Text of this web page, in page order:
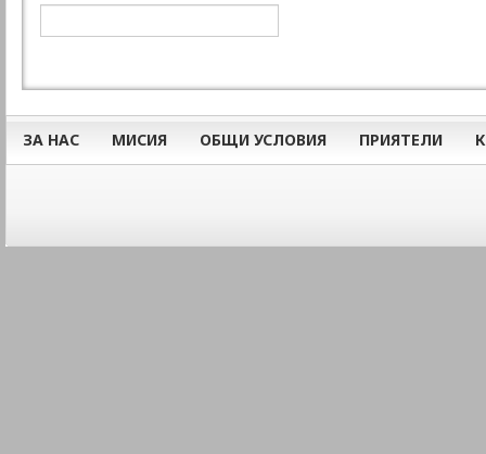
ЗА НАС МИСИЯ ОБЩИ УСЛОВИЯ ПРИЯТЕЛИ